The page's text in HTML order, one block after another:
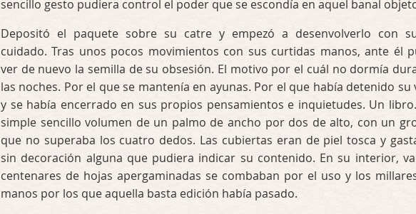
sencillo gesto pudiera control el poder que se escondía en aquel banal
Depositó el paquete sobre su catre y empezó a desenvolverlo con
cuidado. Tras unos pocos movimientos con sus curtidas manos, ante él
ver de nuevo la semilla de su obsesión. El motivo por el cuál no dormía
las noches. Por el que se mantenía en ayunas. Por el que había detenido su
y se había encerrado en sus propios pensamientos e inquietudes. Un
simple sencillo volumen de un palmo de ancho por dos de alto, con un
que no superaba los cuatro dedos. Las cubiertas eran de piel tosca y
sin decoración alguna que pudiera indicar su contenido. En su interior,
centenares de hojas apergaminadas se combaban por el uso y los
manos por los que aquella basta edición había pasado.